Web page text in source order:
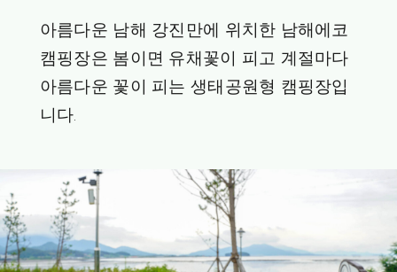
아름다운 남해 강진만에 위치한 남해에코
캠핑장은 봄이면 유채꽃이 피고 계절마다
아름다운 꽃이 피는 생태공원형 캠핑장입
니다.